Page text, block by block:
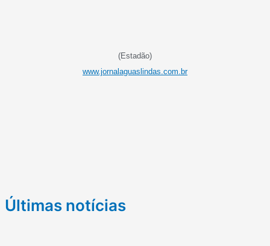
(Estadão)
www.jornalaguaslindas.com.br
Últimas notícias